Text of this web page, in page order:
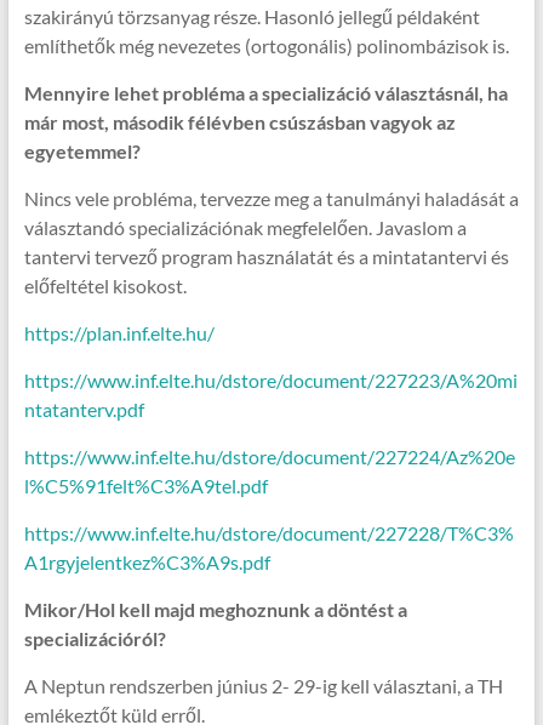
szakirányú törzsanyag része. Hasonló jellegű példaként
említhetők még nevezetes (ortogonális) polinombázisok is.
Mennyire lehet probléma a specializáció választásnál, ha
már most, második félévben csúszásban vagyok az
egyetemmel?
Nincs vele probléma, tervezze meg a tanulmányi haladását a
választandó specializációnak megfelelően. Javaslom a
tantervi tervező program használatát és a mintatantervi és
előfeltétel kisokost.
https://plan.inf.elte.hu/
https://www.inf.elte.hu/dstore/document/227223/A%20mi
ntatanterv.pdf
https://www.inf.elte.hu/dstore/document/227224/Az%20e
l%C5%91felt%C3%A9tel.pdf
https://www.inf.elte.hu/dstore/document/227228/T%C3%
A1rgyjelentkez%C3%A9s.pdf
Mikor/Hol kell majd meghoznunk a döntést a
specializációról?
A Neptun rendszerben június 2- 29-ig kell választani, a TH
emlékeztőt küld erről.